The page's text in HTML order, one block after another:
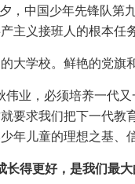
，中国少年先锋队
主义接班人的根本任
大学校。鲜艳的党
伟业，必须培养一代
要求我们把下一代
年儿童的理想之基、
得更好，是我们最大